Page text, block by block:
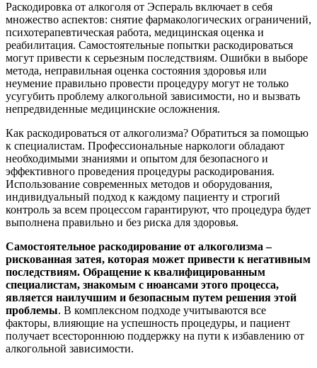
Раскодировка от алкоголя от Эспераль включает в себя
множество аспектов: снятие фармакологических ограничений,
психотерапевтическая работа, медицинская оценка и
реабилитация. Самостоятельные попытки раскодироваться
могут привести к серьезным последствиям. Ошибки в выборе
метода, неправильная оценка состояния здоровья или
неумение правильно провести процедуру могут не только
усугубить проблему алкогольной зависимости, но и вызвать
непредвиденные медицинские осложнения.
Как раскодироваться от алкоголизма? Обратиться за помощью
к специалистам. Профессиональные наркологи обладают
необходимыми знаниями и опытом для безопасного и
эффективного проведения процедуры раскодирования.
Использование современных методов и оборудования,
индивидуальный подход к каждому пациенту и строгий
контроль за всем процессом гарантируют, что процедура будет
выполнена правильно и без риска для здоровья.
Самостоятельное раскодирование от алкоголизма –
рискованная затея, которая может привести к негативным
последствиям. Обращение к квалифицированным
специалистам, знакомым с нюансами этого процесса,
является наилучшим и безопасным путем решения этой
проблемы. В комплексном подходе учитываются все
факторы, влияющие на успешность процедуры, и пациент
получает всестороннюю поддержку на пути к избавлению от
алкогольной зависимости.